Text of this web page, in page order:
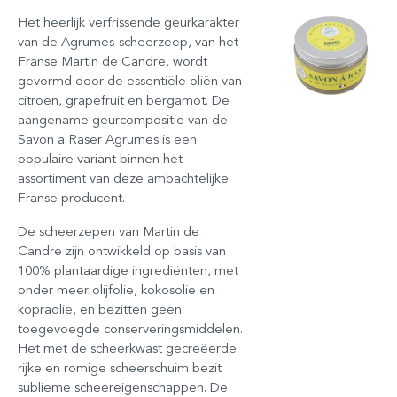
Het heerlijk verfrissende geurkarakter
van de Agrumes-scheerzeep, van het
Franse Martin de Candre, wordt
gevormd door de essentiële oliën van
citroen, grapefruit en bergamot. De
aangename geurcompositie van de
Savon a Raser Agrumes is een
populaire variant binnen het
assortiment van deze ambachtelijke
Franse producent.
De scheerzepen van Martin de
Candre zijn ontwikkeld op basis van
100% plantaardige ingrediënten, met
onder meer olijfolie, kokosolie en
kopraolie, en bezitten geen
toegevoegde conserveringsmiddelen.
Het met de scheerkwast gecreëerde
rijke en romige scheerschuim bezit
sublieme scheereigenschappen. De